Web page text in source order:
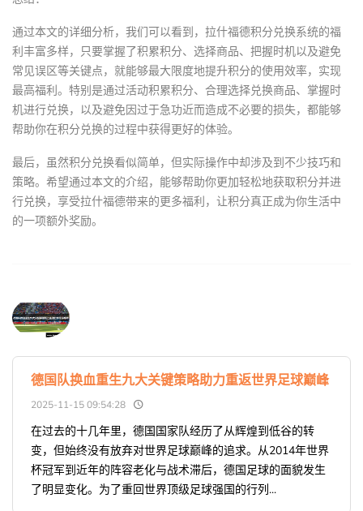
通过本文的详细分析，我们可以看到，拉什福德积分兑换系统的福
利丰富多样，只要掌握了积累积分、选择商品、把握时机以及避免
常见误区等关键点，就能够最大限度地提升积分的使用效率，实现
最高福利。特别是通过活动积累积分、合理选择兑换商品、掌握时
机进行兑换，以及避免因过于急功近而造成不必要的损失，都能够
帮助你在积分兑换的过程中获得更好的体验。
最后，虽然积分兑换看似简单，但实际操作中却涉及到不少技巧和
策略。希望通过本文的介绍，能够帮助你更加轻松地获取积分并进
行兑换，享受拉什福德带来的更多福利，让积分真正成为你生活中
的一项额外奖励。
德国队换血重生九大关键策略助力重返世界足球巅峰
2025-11-15 09:54:28
在过去的十几年里，德国国家队经历了从辉煌到低谷的转
变，但始终没有放弃对世界足球巅峰的追求。从2014年世界
杯冠军到近年的阵容老化与战术滞后，德国足球的面貌发生
了明显变化。为了重回世界顶级足球强国的行列...